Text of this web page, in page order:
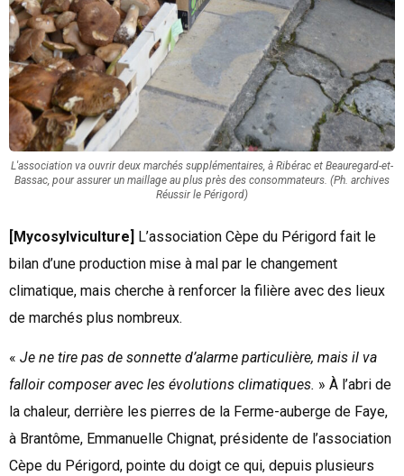
L'association va ouvrir deux marchés supplémentaires, à Ribérac et Beauregard-et-
Bassac, pour assurer un maillage au plus près des consommateurs. (Ph. archives
Réussir le Périgord)
[Mycosylviculture] L’association Cèpe du Périgord fait le
bilan d’une production mise à mal par le changement
climatique, mais cherche à renforcer la filière avec des lieux
de marchés plus nombreux.
« Je ne tire pas de sonnette d’alarme particulière, mais il va
falloir composer avec les évolutions climatiques. » À l’abri de
la chaleur, derrière les pierres de la Ferme-auberge de Faye,
à Brantôme, Emmanuelle Chignat, présidente de l’association
Cèpe du Périgord, pointe du doigt ce qui, depuis plusieurs